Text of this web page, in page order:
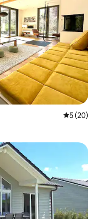
평점 5점(5
5 (20)